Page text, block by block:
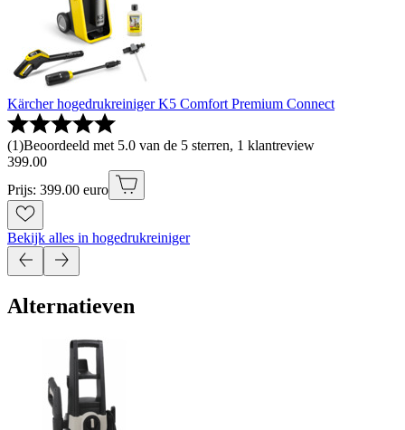
Kärcher hogedrukreiniger K5 Comfort Premium Connect
(1)Beoordeeld met 5.0 van de 5 sterren, 1 klantreview
399.00
Prijs: 399.00 euro
Bekijk alles in hogedrukreiniger
Alternatieven